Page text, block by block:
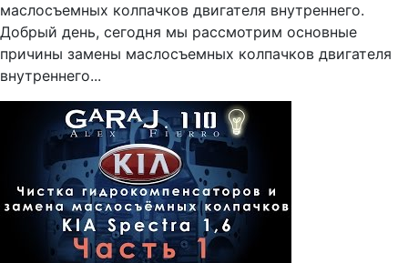
маслосъемных колпачков двигателя внутреннего.
Добрый день, сегодня мы рассмотрим основные
причины замены маслосъемных колпачков двигателя
внутреннего...